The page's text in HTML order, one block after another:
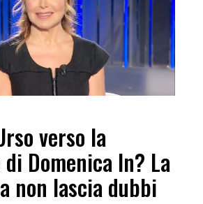
verso la
Domenica In? La
non lascia dubbi